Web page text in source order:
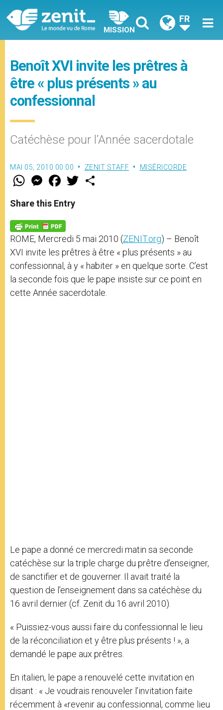
MISSION
FR
Benoît XVI invite les prêtres à
être « plus présents » au
confessionnal
Catéchèse pour l’Année sacerdotale
MAI 05, 2010 00:00 ZENIT STAFF MISÉRICORDE
W
t
s
p
p
M
e
s
e
g
e
r
F
a
e
b
o
k
w
Share this Entry
ROME, Mercredi 5 mai 2010 (ZENIT.org) – Benoît
XVI invite les prêtres à être « plus présents » au
confessionnal, à y « habiter » en quelque sorte. C’est
la seconde fois que le pape insiste sur ce point en
cette Année sacerdotale.
Le pape a donné ce mercredi matin sa seconde
catéchèse sur la triple charge du prêtre d’enseigner,
de sanctifier et de gouverner. Il avait traité la
question de l’enseignement dans sa catéchèse du
16 avril dernier (cf. Zenit du 16 avril 2010).
« Puissiez-vous aussi faire du confessionnal le lieu
de la réconciliation et y être plus présents ! », a
demandé le pape aux prêtres.
En italien, le pape a renouvelé cette invitation en
disant : « Je voudrais renouveler l’invitation faite
récemment à «revenir au confessionnal, comme lieu